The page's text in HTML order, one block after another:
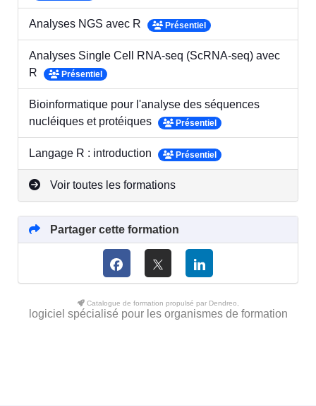
Analyses NGS avec R Présentiel
Analyses Single Cell RNA-seq (ScRNA-seq) avec
R
Présentiel
Bioinformatique pour l'analyse des séquences
nucléiques et protéiques
Présentiel
Langage R : introduction Présentiel
Voir toutes les formations
Partager cette formation
Catalogue de formation propulsé par Dendreo,
logiciel spécialisé pour les organismes de formation